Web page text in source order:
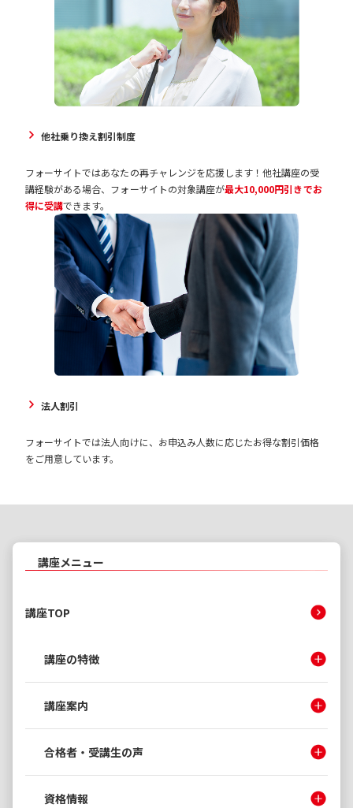
他社乗り換え割引制度
フォーサイトではあなたの再チャレンジを応援します！他社講座の受
講経験がある場合、フォーサイトの対象講座が最大10,000円引きでお
得に受講できます。
法人割引
フォーサイトでは法人向けに、お申込み人数に応じたお得な割引価格
をご用意しています。
講座メニュー
講座TOP
講座の特徴
講座案内
合格者・受講生の声
資格情報